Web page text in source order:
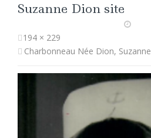
Suzanne Dion site
194 × 229
Charbonneau Née Dion, Suzanne